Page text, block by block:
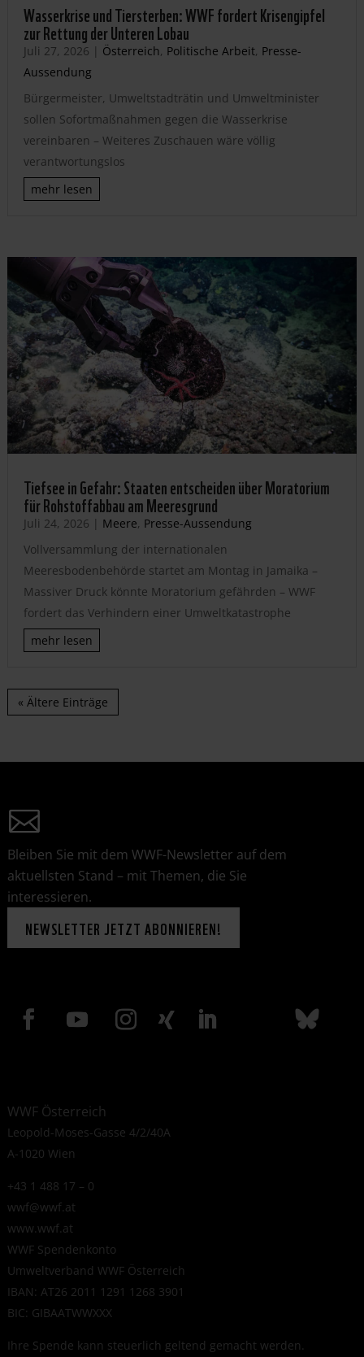
Wasserkrise und Tiersterben: WWF fordert Krisengipfel
zur Rettung der Unteren Lobau
Juli 27, 2026 | Österreich, Politische Arbeit, Presse-
Aussendung
Bürgermeister, Umweltstadträtin und Umweltminister
sollen Sofortmaßnahmen gegen die Wasserkrise
vereinbaren – Weiteres Zuschauen wäre völlig
verantwortungslos
mehr lesen
Tiefsee in Gefahr: Staaten entscheiden über Moratorium
für Rohstoffabbau am Meeresgrund
Juli 24, 2026 | Meere, Presse-Aussendung
Vollversammlung der internationalen
Meeresbodenbehörde startet am Montag in Jamaika –
Massiver Druck könnte Moratorium gefährden – WWF
fordert das Verhindern einer Umweltkatastrophe
mehr lesen
« Ältere Einträge
Bleiben Sie mit dem WWF-Newsletter auf dem
aktuellsten Stand – mit Themen, die Sie
interessieren.
NEWSLETTER JETZT ABONNIEREN!
WWF Österreich
Leopold-Moses-Gasse 4/2/40A
A-1020 Wien
+43 1 488 17 – 0
wwf@wwf.at
www.wwf.at
WWF Spendenkonto
Umweltverband WWF Österreich
IBAN: AT26 2011 1291 1268 3901
BIC: GIBAATWWXXX
Ihre Spende kann steuerlich geltend gemacht werden.